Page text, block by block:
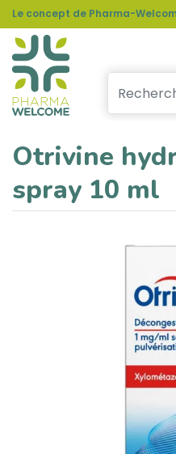
Le concept de Pharma-
Otrivine
spray 10 ml